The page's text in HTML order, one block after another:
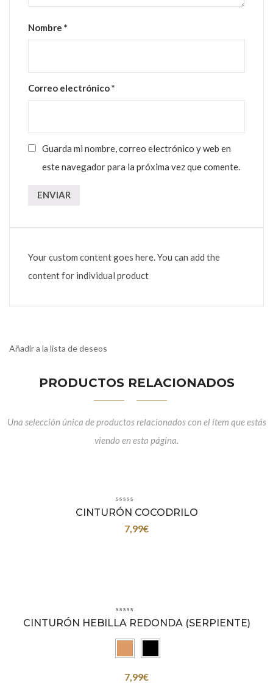
Nombre *
Correo electrónico*
Guarda mi nombre, correo electrónico y web en
este navegador para la próxima vez que comente.
Your custom content goes here. You can add the
content for individual product
Añadir a la lista de deseos
PRODUCTOS RELACIONADOS
Una selección única de productos relacionados con el ítem que estás
viendo en esta página.
CINTURÓN COCODRILO
7,99€
CINTURÓN HEBILLA REDONDA (SERPIENTE)
7,99€